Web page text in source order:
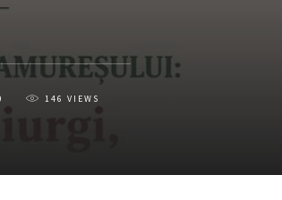
146 VIEWS